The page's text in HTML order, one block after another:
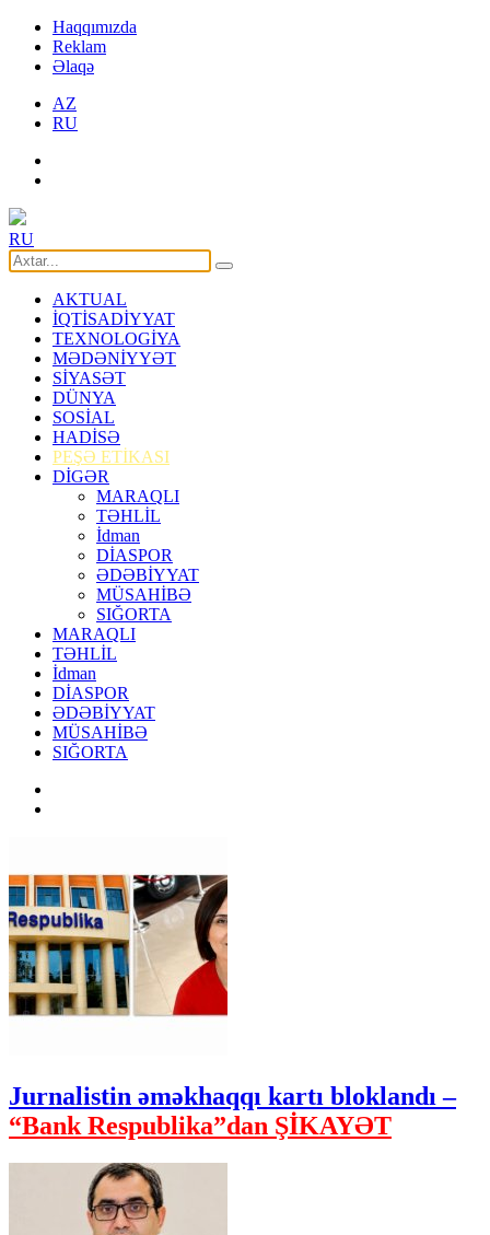
Haqqımızda
Reklam
Əlaqə
AZ
RU
RU
AKTUAL
İQTİSADİYYAT
TEXNOLOGİYA
MƏDƏNİYYƏT
SİYASƏT
DÜNYA
SOSİAL
HADİSƏ
PEŞƏ ETİKASI
DİGƏR
MARAQLI
TƏHLİL
İdman
DİASPOR
ƏDƏBİYYAT
MÜSAHİBƏ
SIĞORTA
MARAQLI
TƏHLİL
İdman
DİASPOR
ƏDƏBİYYAT
MÜSAHİBƏ
SIĞORTA
Jurnalistin əməkhaqqı kartı bloklandı –
“Bank Respublika”dan ŞİKAYƏT